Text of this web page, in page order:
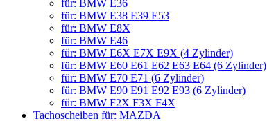
für: BMW E36
für: BMW E38 E39 E53
für: BMW E8X
für: BMW E46
für: BMW E6X E7X E9X (4 Zylinder)
für: BMW E60 E61 E62 E63 E64 (6 Zylinder)
für: BMW E70 E71 (6 Zylinder)
für: BMW E90 E91 E92 E93 (6 Zylinder)
für: BMW F2X F3X F4X
Tachoscheiben für: MAZDA